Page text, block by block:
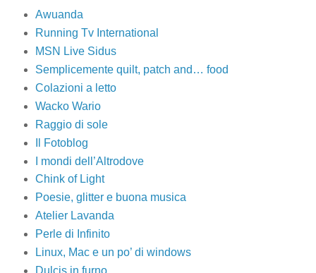
Awuanda
Running Tv International
MSN Live Sidus
Semplicemente quilt, patch and… food
Colazioni a letto
Wacko Wario
Raggio di sole
Il Fotoblog
I mondi dell’Altrodove
Chink of Light
Poesie, glitter e buona musica
Atelier Lavanda
Perle di Infinito
Linux, Mac e un po’ di windows